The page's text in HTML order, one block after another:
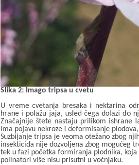
Slika 2: Imago tripsa u cvetu
U vreme cvetanja bresaka i nektarina
hrane i polažu jaja, usled čega dolazi do
Značajnije štete nastaju prilikom ishrane
ima pojavu nekroze i deformisanje
Suzbijanje tripsa je veoma otežano zbog
insekticida nije dozvoljena zbog mogućeg
tek u fazi početka formiranja plodnika,
polinatori više nisu prisutni u voćnjaku.